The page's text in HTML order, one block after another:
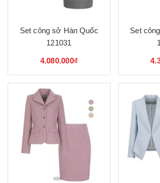
Set công sở Hàn Quốc
121031
4.080.000₫
Set